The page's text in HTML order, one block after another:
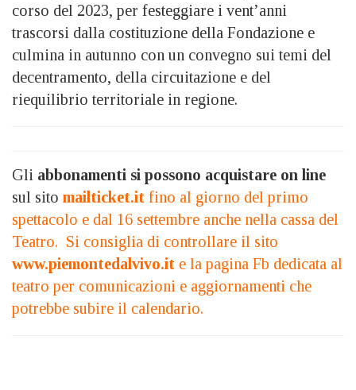
corso del 2023, per festeggiare i vent’anni
trascorsi dalla costituzione della Fondazione e
culmina in autunno con un convegno sui temi del
decentramento, della circuitazione e del
riequilibrio territoriale in regione.
Gli abbonamenti si possono acquistare on line
sul sito mailticket.it fino al giorno del primo
spettacolo e dal 16 settembre anche nella cassa del
Teatro. Si consiglia di controllare il sito
www.piemontedalvivo.it e la pagina Fb dedicata al
teatro per comunicazioni e aggiornamenti che
potrebbe subire il calendario.